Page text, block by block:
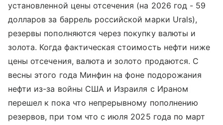
установленной цены отсечения (на 2026 год - 59
долларов за баррель российской марки Urals),
резервы пополняются через покупку валюты и
золота. Когда фактическая стоимость нефти ниже
цены отсечения, валюта и золото продаются. С
весны этого года Минфин на фоне подорожания
нефти из-за войны США и Израиля с Ираном
перешел к пока что непрерывному пополнению
резервов, при том что с июля 2025 года по март